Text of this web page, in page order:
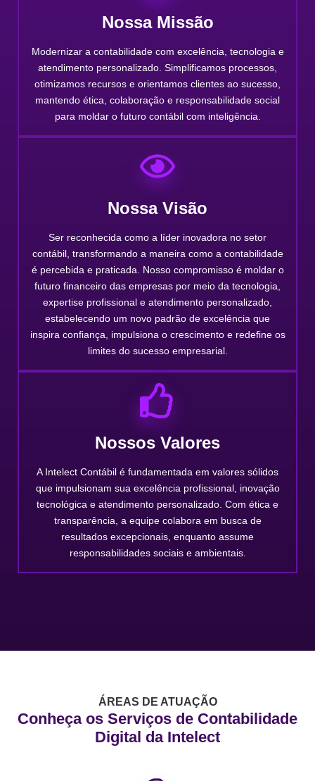
Nossa Missão
Modernizar a contabilidade com excelência, tecnologia e
atendimento personalizado. Simplificamos processos,
otimizamos recursos e orientamos clientes ao sucesso,
mantendo ética, colaboração e responsabilidade social
para moldar o futuro contábil com inteligência.
Nossa Visão
Ser reconhecida como a líder inovadora no setor
contábil, transformando a maneira como a contabilidade
é percebida e praticada. Nosso compromisso é moldar o
futuro financeiro das empresas por meio da tecnologia,
expertise profissional e atendimento personalizado,
estabelecendo um novo padrão de excelência que
inspira confiança, impulsiona o crescimento e redefine os
limites do sucesso empresarial.
Nossos Valores
A Intelect Contábil é fundamentada em valores sólidos
que impulsionam sua excelência profissional, inovação
tecnológica e atendimento personalizado. Com ética e
transparência, a equipe colabora em busca de
resultados excepcionais, enquanto assume
responsabilidades sociais e ambientais.
ÁREAS DE ATUAÇÃO
Conheça os Serviços de Contabilidade
Digital da Intelect